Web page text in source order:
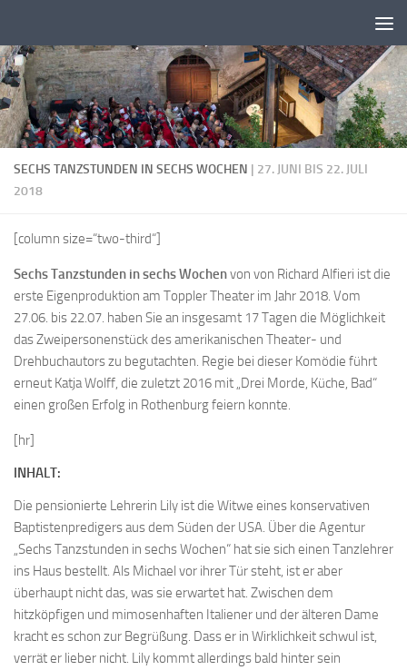
SECHS TANZSTUNDEN IN SECHS WOCHEN | 27. JUNI BIS 22. JULI
2018
[column size=“two-third“]
Sechs Tanzstunden in sechs Wochenvon von Richard Alfieri ist die
erste Eigenproduktion am Toppler Theater im Jahr 2018. Vom
27.06. bis 22.07. haben Sie an insgesamt 17 Tagen die Möglichkeit
das Zweipersonenstück des amerikanischen Theater- und
Drehbuchautors zu begutachten. Regie bei dieser Komödie führt
erneut Katja Wolff, die zuletzt 2016 mit „Drei Morde, Küche, Bad“
einen großen Erfolg in Rothenburg feiern konnte.
[hr]
INHALT:
Die pensionierte Lehrerin Lily ist die Witwe eines konservativen
Baptistenpredigers aus dem Süden der USA. Über die Agentur
„Sechs Tanzstunden in sechs Wochen“ hat sie sich einen Tanzlehrer
ins Haus bestellt. Als Michael vor ihrer Tür steht, ist er aber
überhaupt nicht das, was sie erwartet hat. Zwischen dem
hitzköpfigen und mimosenhaften Italiener und der älteren Dame
kracht es schon zur Begrüßung. Dass er in Wirklichkeit schwul ist,
verrät er lieber nicht. Lily kommt allerdings bald hinter sein